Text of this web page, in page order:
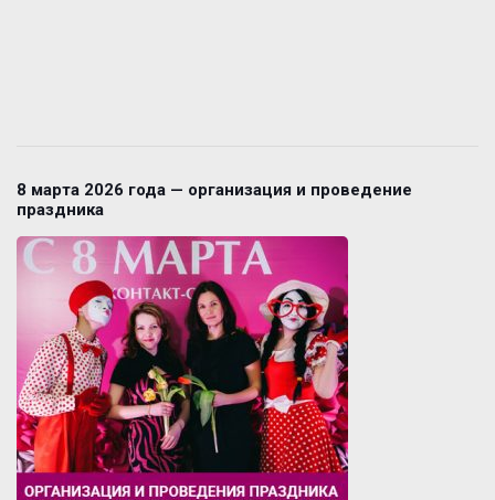
8 марта 2026 года — организация и проведение
праздника